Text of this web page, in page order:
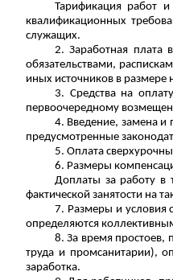
Тарификация работ
квалификационных
служащих.
2. Заработная плата
обязательствами,
иных источников в размере
3. Средства на
первоочередному
4. Введение, замена и
предусмотренные
5. Оплата
6. Размеры
Доплаты за работу в
фактической занятости на
7. Размеры и условия
определяются
8. За время простоев,
труда и промсанитарии),
заработка.